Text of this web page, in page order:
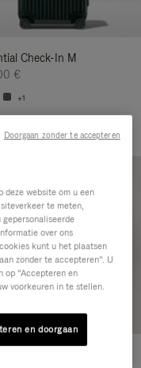
Check-In M
€
+1
deze website om u een
te meten,
over ons
kunt u het plaatsen
zonder te accepteren”. U
“Accepteren en
voorkeuren in te stellen.
en doorgaan
Doorgaan zonder te accepteren